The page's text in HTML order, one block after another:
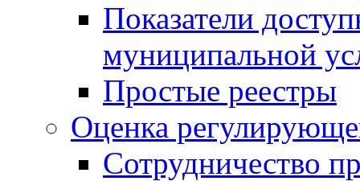
Показатели
муниципальной
Простые реестры
Оценка
Сотрудничество